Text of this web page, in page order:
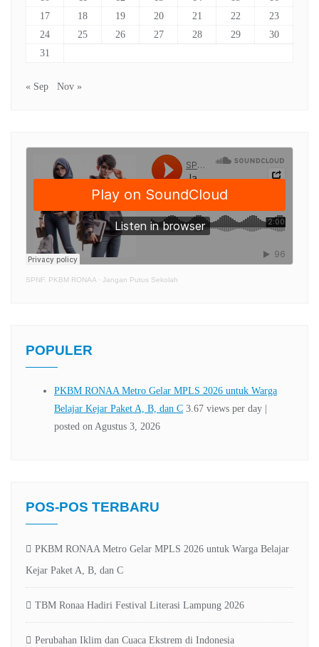
17
18 19 20 21 22
23
24
25 26 27 28 29
30
31
« Sep Nov »
SPNF. PKBM RONAA · Jangan Putus Sekolah
POPULER
POS-POS TERBARU
PKBM RONAA Metro Gelar MPLS 2026 untuk Warga Belajar
Kejar Paket A, B, dan C
TBM Ronaa Hadiri Festival Literasi Lampung 2026
Perubahan Iklim dan Cuaca Ekstrem di Indonesia